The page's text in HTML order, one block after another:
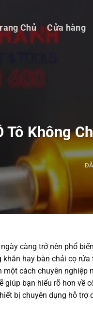
Chủ Cửa hàng
Tô Không
càng trở nên phổ
hay bàn chải cọ
cách chuyên nghiệp
giúp bạn hiểu rõ hơn về
bị chuyên dụng hỗ trợ